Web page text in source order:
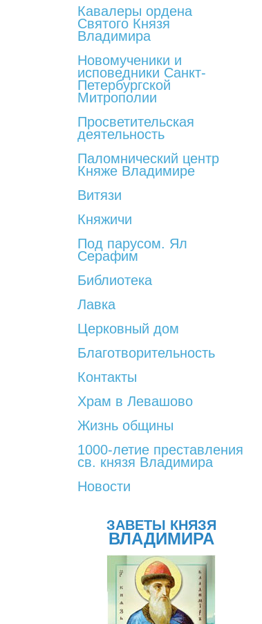
Кавалеры ордена
Святого Князя
Владимира
Новомученики и
исповедники Санкт-
Петербургской
Митрополии
Просветительская
деятельность
Паломнический центр
Княже Владимире
Витязи
Княжичи
Под парусом. Ял
Серафим
Библиотека
Лавка
Церковный дом
Благотворительность
Контакты
Храм в Левашово
Жизнь общины
1000-летие преставления
св. князя Владимира
Новости
ЗАВЕТЫ КНЯЗЯ
ВЛАДИМИРА